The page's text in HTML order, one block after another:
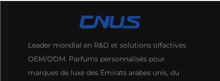
Leader mondial en R&D et solutions olfactives
OEM/ODM. Parfums personnalisés pour
marques de luxe des Émirats arabes unis, du